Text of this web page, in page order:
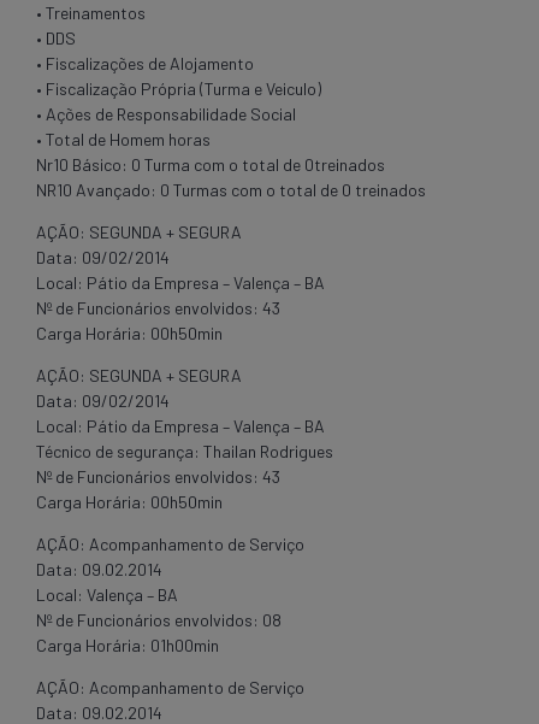
• Treinamentos
• DDS
• Fiscalizações de Alojamento
• Fiscalização Própria (Turma e Veiculo)
• Ações de Responsabilidade Social
• Total de Homem horas
Nr10 Básico: 0 Turma com o total de 0treinados
NR10 Avançado: 0 Turmas com o total de 0 treinados
AÇÃO: SEGUNDA + SEGURA
Data: 09/02/2014
Local: Pátio da Empresa – Valença – BA
Nº de Funcionários envolvidos: 43
Carga Horária: 00h50min
AÇÃO: SEGUNDA + SEGURA
Data: 09/02/2014
Local: Pátio da Empresa – Valença – BA
Técnico de segurança: Thailan Rodrigues
Nº de Funcionários envolvidos: 43
Carga Horária: 00h50min
AÇÃO: Acompanhamento de Serviço
Data: 09.02.2014
Local: Valença – BA
Nº de Funcionários envolvidos: 08
Carga Horária: 01h00min
AÇÃO: Acompanhamento de Serviço
Data: 09.02.2014